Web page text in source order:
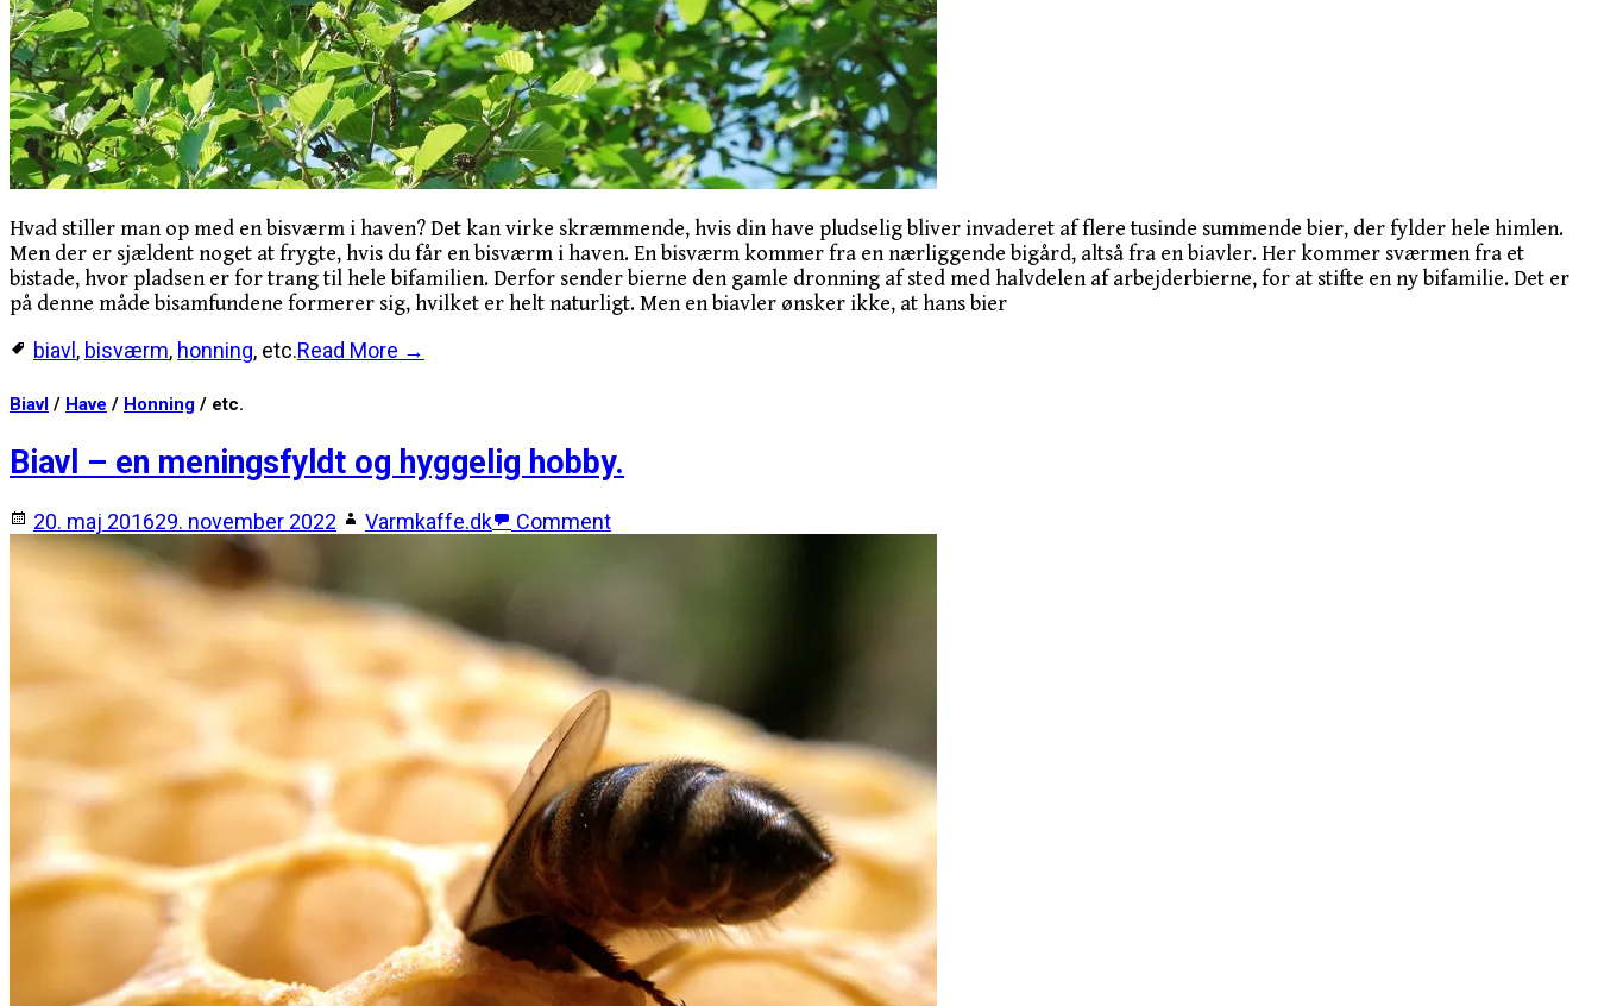
Hvad stiller man op med en bisværm i haven? Det kan virke skræmmende, hvis din have pludselig bliver invaderet af flere tusinde summende bier, der fylder hele himlen.
Men der er sjældent noget at frygte, hvis du får en bisværm i haven. En bisværm kommer fra en nærliggende bigård, altså fra en biavler. Her kommer sværmen fra et
bistade, hvor pladsen er for trang til hele bifamilien. Derfor sender bierne den gamle dronning af sted med halvdelen af arbejderbierne, for at stifte en ny bifamilie. Det er
på denne måde bisamfundene formerer sig, hvilket er helt naturligt. Men en biavler ønsker ikke, at hans bier
biavl, bisværm, honning, etc.Read More →
Biavl / Have / Honning / etc.
Biavl – en meningsfyldt og hyggelig hobby.
20. maj 201629. november 2022 Varmkaffe.dk Comment